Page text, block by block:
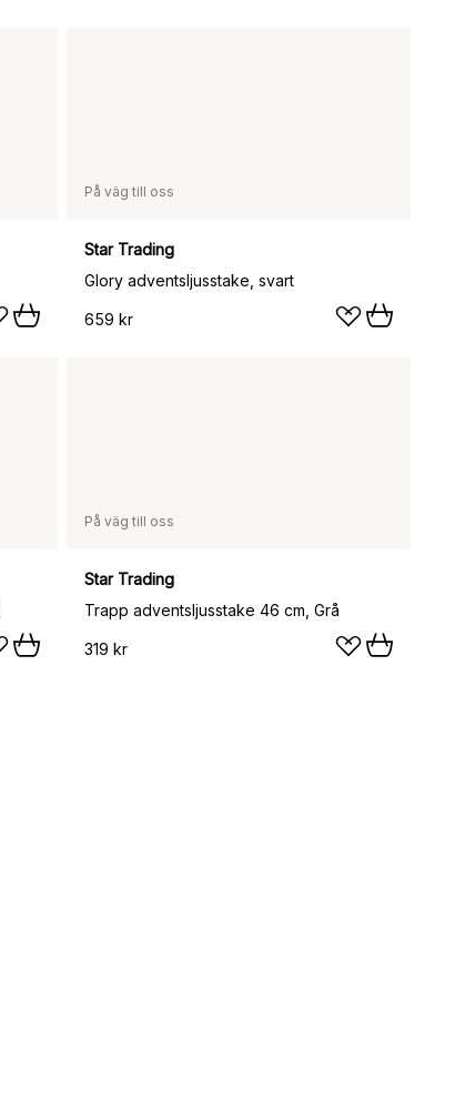
På väg till oss
Star Trading
Glory adventsljusstake, svart
659 kr
På väg till oss
Star Trading
Trapp adventsljusstake 46 cm, Grå
319 kr